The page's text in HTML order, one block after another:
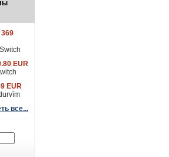
369
EUR
EUR
все...